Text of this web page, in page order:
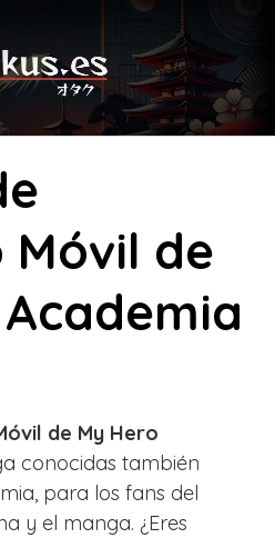
Móvil de
de My Hero
conocidas también
para los fans del
y el manga. ¿Eres